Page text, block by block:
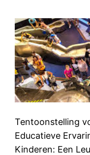
Tentoonstelling
Educatieve
Kinderen: Een